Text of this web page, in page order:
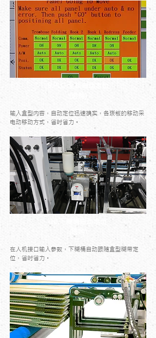
9.PLC-全机自动定位
输入盒型内容，自动定位迅速确实，各崁板的移动采
电动移动方式，省时省力。
在人机接口输入参数，下糊桶自动跟随盒型糊带定
位，省时省力。